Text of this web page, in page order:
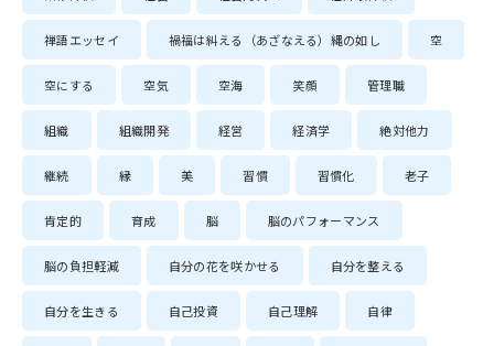
禅語エッセイ 禍福は糾える（あざなえる）縄の如し 空
空にする 空気 空海 笑顔 管理職
組織 組織開発 経営 経済学 絶対他力
継続 縁 美 習慣 習慣化 老子
肯定的 育成 脳 脳のパフォーマンス
脳の負担軽減 自分の花を咲かせる 自分を整える
自分を生きる 自己投資 自己理解 自律